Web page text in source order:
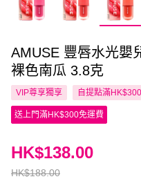
AMUSE 豐唇水光嬰
裸色南瓜 3.8克
VIP尊享獨享 自提點滿
送上門滿HK$300免運費
HK$188.00
HK$138.00